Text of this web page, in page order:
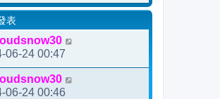
後
表
06-24 00:47
06-24 00:46